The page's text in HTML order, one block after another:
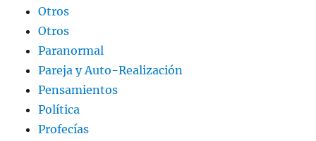
Otros
Otros
Paranormal
Pareja y Auto-Realización
Pensamientos
Política
Profecías